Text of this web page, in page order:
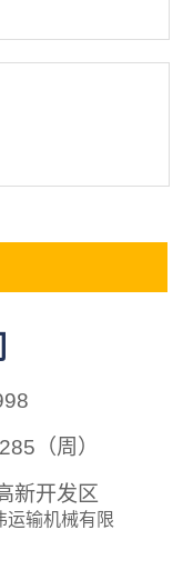
（周）
新开发区
运输机械有限